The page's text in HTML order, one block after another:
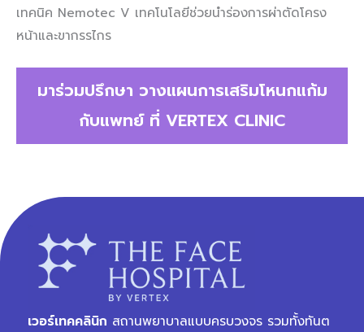
เทคนิค Nemotec V เทคโนโลยีช่วยนำร่องการผ่าตัดโครง
หน้าและขากรรไกร
มาร่วมปรึกษา วางแผนการเสริมโหนกแก้ม
กับแพทย์ ที่ VERTEX CLINIC
เวอร์เทคคลินิก สถานพยาบาลแบบครบวงจร รวมทั้งทันต